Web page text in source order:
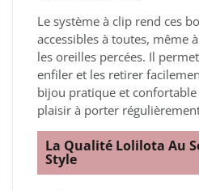
Le système à clip rend ces
accessibles à toutes, même
les oreilles percées. Il
enfiler et les retirer
bijou pratique et
plaisir à porter
La Qualité Lolilota Au
Style